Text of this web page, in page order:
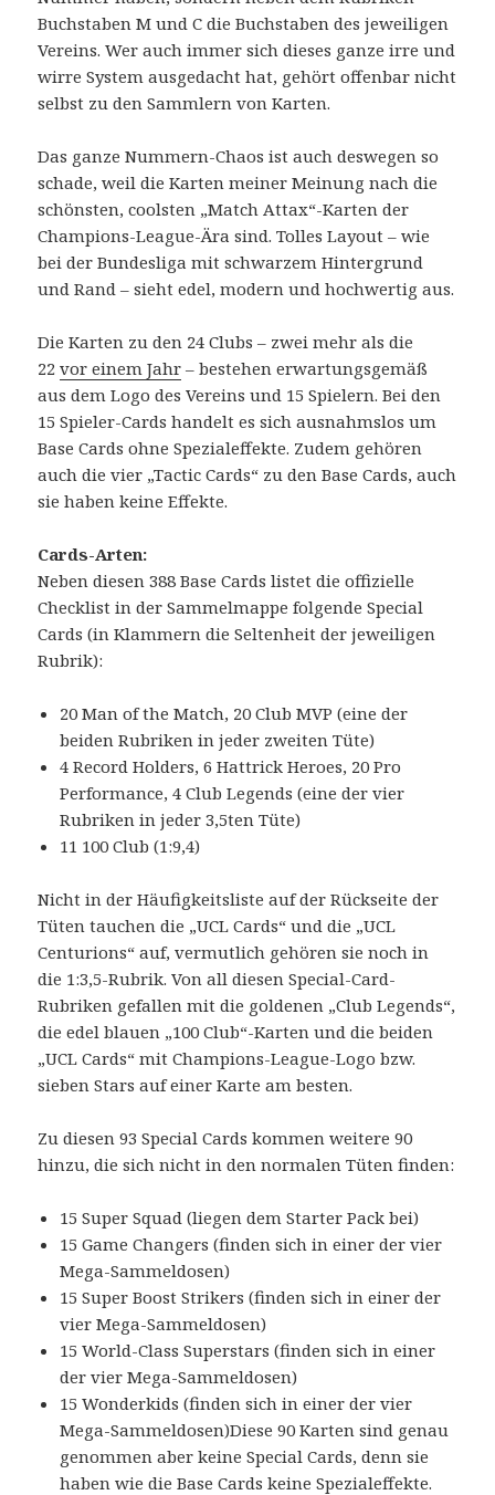
Buchstaben M und C die Buchstaben des jeweiligen
Vereins. Wer auch immer sich dieses ganze irre und
wirre System ausgedacht hat, gehört offenbar nicht
selbst zu den Sammlern von Karten.
Das ganze Nummern-Chaos ist auch deswegen so
schade, weil die Karten meiner Meinung nach die
schönsten, coolsten „Match Attax“-Karten der
Champions-League-Ära sind. Tolles Layout – wie
bei der Bundesliga mit schwarzem Hintergrund
und Rand – sieht edel, modern und hochwertig aus.
Die Karten zu den 24 Clubs – zwei mehr als die
22vor einem Jahr – bestehen erwartungsgemäß
aus dem Logo des Vereins und 15 Spielern. Bei den
15 Spieler-Cards handelt es sich ausnahmslos um
Base Cards ohne Spezialeffekte. Zudem gehören
auch die vier „Tactic Cards“ zu den Base Cards, auch
sie haben keine Effekte.
Cards-Arten:
Neben diesen 388 Base Cards listet die offizielle
Checklist in der Sammelmappe folgende Special
Cards (in Klammern die Seltenheit der jeweiligen
Rubrik):
20 Man of the Match, 20 Club MVP (eine der
beiden Rubriken in jeder zweiten Tüte)
4 Record Holders, 6 Hattrick Heroes, 20 Pro
Performance, 4 Club Legends (eine der vier
Rubriken in jeder 3,5ten Tüte)
11 100 Club (1:9,4)
Nicht in der Häufigkeitsliste auf der Rückseite der
Tüten tauchen die „UCL Cards“ und die „UCL
Centurions“ auf, vermutlich gehören sie noch in
die 1:3,5-Rubrik. Von all diesen Special-Card-
Rubriken gefallen mit die goldenen „Club Legends“,
die edel blauen „100 Club“-Karten und die beiden
„UCL Cards“ mit Champions-League-Logo bzw.
sieben Stars auf einer Karte am besten.
Zu diesen 93 Special Cards kommen weitere 90
hinzu, die sich nicht in den normalen Tüten finden:
15 Super Squad (liegen dem Starter Pack bei)
15 Game Changers (finden sich in einer der vier
Mega-Sammeldosen)
15 Super Boost Strikers (finden sich in einer der
vier Mega-Sammeldosen)
15 World-Class Superstars (finden sich in einer
der vier Mega-Sammeldosen)
15 Wonderkids (finden sich in einer der vier
Mega-Sammeldosen)Diese 90 Karten sind genau
genommen aber keine Special Cards, denn sie
haben wie die Base Cards keine Spezialeffekte.